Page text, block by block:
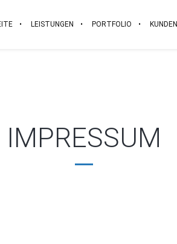
LEISTUNGEN PORTFOLIO KUNDEN
IMPRESSUM